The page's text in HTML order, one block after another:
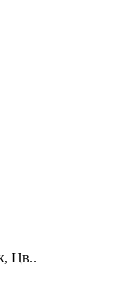
Цв..